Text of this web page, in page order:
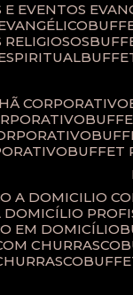
E EVENTOS
RELIGIOSOS
CORPORATIVO
A DOMICILIO
DOMICÍLIO
EM DOMICÍLIO
CHURRASCO